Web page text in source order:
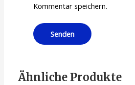
Kommentar speichern.
Ähnliche Produkte